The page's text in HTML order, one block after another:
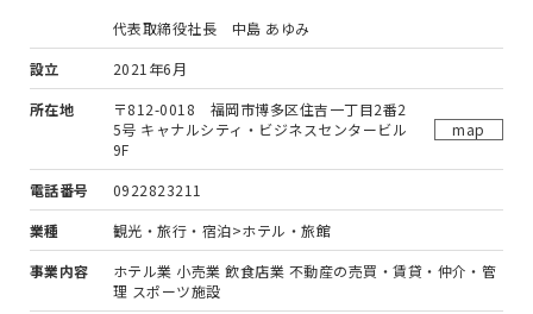
代表取締役社長 中島 あゆみ
設立
2021年6月
所在地
〒812-0018 福岡市博多区住吉一丁目2番2
5号 キャナルシティ・ビジネスセンタービル
9F
map
電話番号
0922823211
業種
観光・旅行・宿泊>ホテル・旅館
事業内容
ホテル業 小売業 飲食店業 不動産の売買・賃貸・仲介・管
理 スポーツ施設